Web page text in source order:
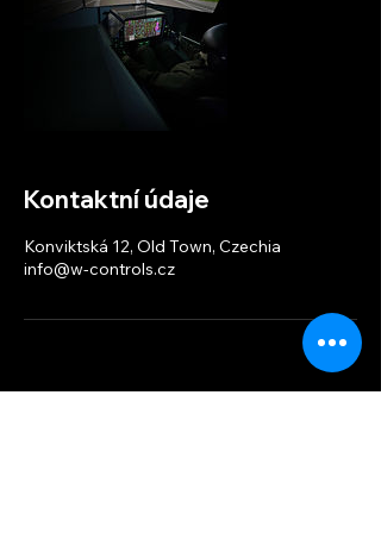
Kontaktní údaje
Konviktská 12, Old Town, Czechia
info@w-controls.cz